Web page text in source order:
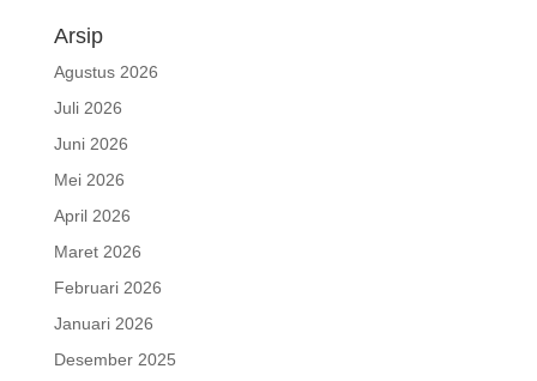
Arsip
Agustus 2026
Juli 2026
Juni 2026
Mei 2026
April 2026
Maret 2026
Februari 2026
Januari 2026
Desember 2025